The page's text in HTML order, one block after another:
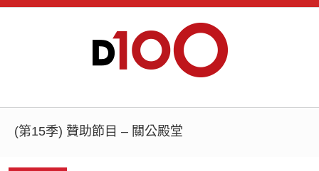
(第15季) 贊助節目 – 關公殿堂